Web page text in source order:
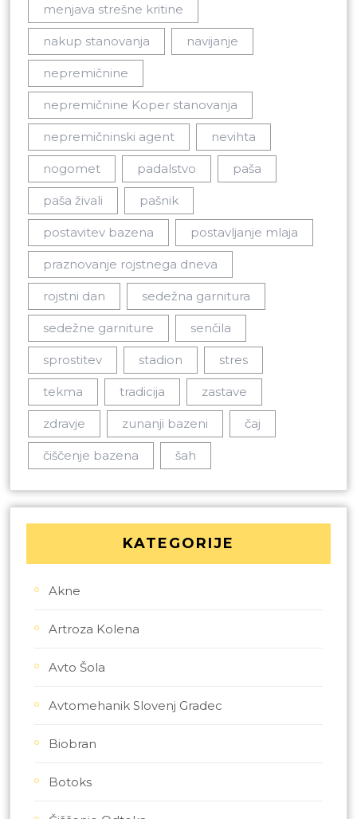
menjava strešne kritine
nakup stanovanja navijanje
nepremičnine
nepremičnine Koper stanovanja
nepremičninski agent nevihta
nogomet padalstvo paša
paša živali pašnik
postavitev bazena postavljanje mlaja
praznovanje rojstnega dneva
rojstni dan sedežna garnitura
sedežne garniture senčila
sprostitev stadion stres
tekma tradicija zastave
zdravje zunanji bazeni čaj
čiščenje bazena šah
KATEGORIJE
Akne
Artroza Kolena
Avto Šola
Avtomehanik Slovenj Gradec
Biobran
Botoks